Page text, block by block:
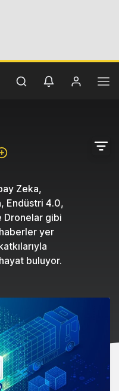
Zeka,
Endüstri 4.0,
Dronelar gibi
yer
buluyor.